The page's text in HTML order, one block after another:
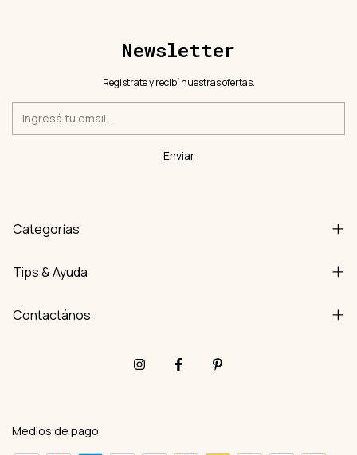
Newsletter
Registrate y recibí nuestras ofertas.
Categorías
Tips & Ayuda
Contactános
Medios de pago